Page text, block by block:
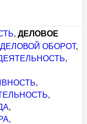
, ДЕЛОВОЕ
ДЕЛОВОЙ ОБОРОТ,
,
,
,
,
,